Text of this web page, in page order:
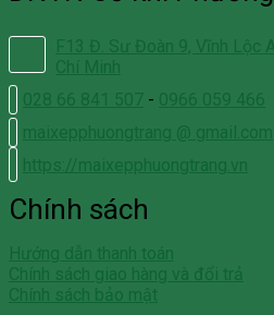
F13 Đ. Sư Đoàn 9, Vĩnh Lộc
Chí Minh
028 66 841 507 - 0966 059 466
maixepphuongtrang @ gmail.com
https://maixepphuongtrang.vn
Chính sách
Hướng dẫn thanh toán
Chính sách giao hàng và đổi trả
Chính sách bảo mật